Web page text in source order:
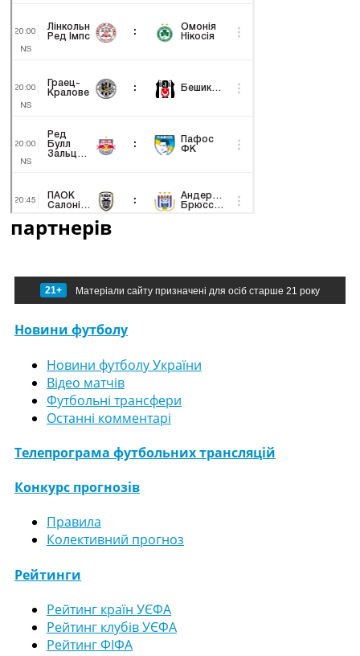
партнерів
21+ Матеріали сайту призначені для осіб старше 21 року
Новини футболу
Новини футболу України
Відео матчів
Футбольні трансфери
Останні комментарі
Телепрограма футбольних трансляцій
Конкурс прогнозів
Правила
Колективний прогноз
Рейтинги
Рейтинг країн УЄФА
Рейтинг клубів УЄФА
Рейтинг ФІФА